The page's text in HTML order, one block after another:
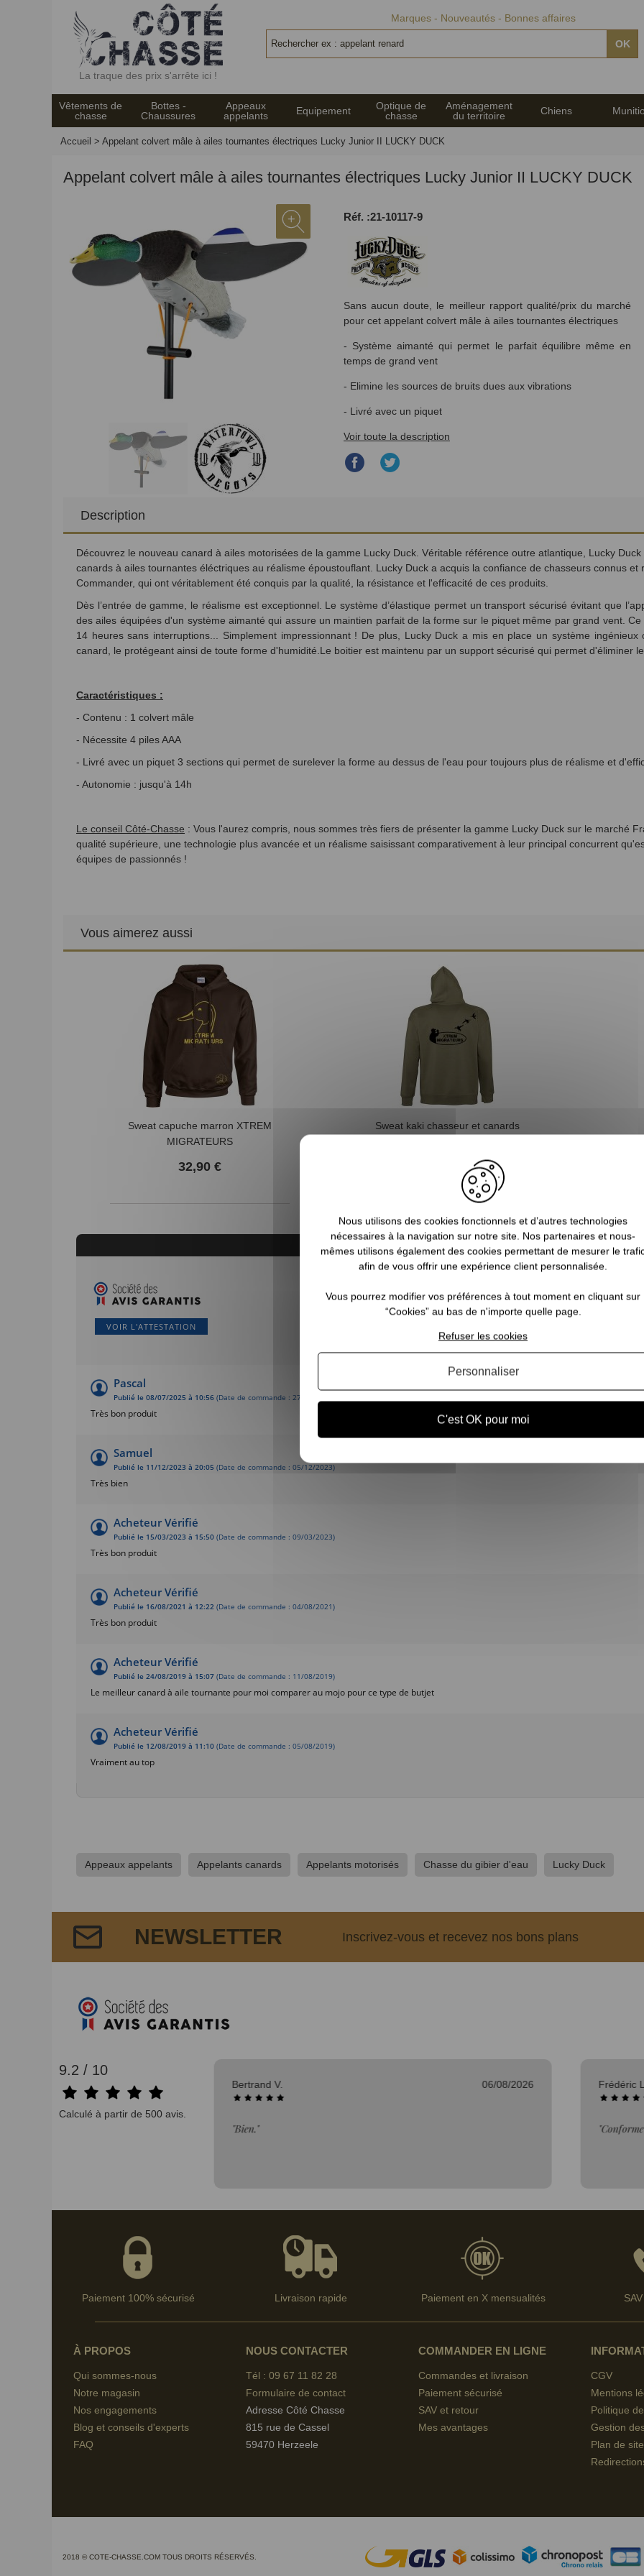
La traque des prix s'arrête ici !
Marques Nouveautés Bonnes affaires
OK
Vêtements de
chasse
Bottes -
Chaussures
Appeaux
appelants
Equipement
Optique de
chasse
Aménagement
du territoire
Chiens
Accueil > Appelant colvert mâle à ailes tournantes électriques Lucky Junior II LUCKY DUCK
Appelant colvert mâle à ailes tournantes électriques Lucky Junior II LUCKY DUCK
Réf. :21-10117-9
Sans aucun doute, le meilleur rapport qualité/prix du marché
pour cet appelant colvert mâle à ailes tournantes électriques
- Système aimanté qui permet le parfait équilibre même en
temps de grand vent
- Elimine les sources de bruits dues aux vibrations
- Livré avec un piquet
Voir toute la description
Partager
Description
Découvrez le nouveau canard à ailes motorisées de la gamme Lucky Duck. Véritable référence outre atlantique, Lucky
canards à ailes tournantes éléctriques au réalisme époustouflant. Lucky Duck a acquis la confiance de chasseurs connus
Commander, qui ont véritablement été conquis par la qualité, la résistance et l'efficacité de ces produits.
Dès l’entrée de gamme, le réalisme est exceptionnel. Le système d’élastique permet un transport sécurisé évitant que
des ailes équipées d'un système aimanté qui assure un maintien parfait de la forme sur le piquet même par grand vent.
14 heures sans interruptions... Simplement impressionnant ! De plus, Lucky Duck a mis en place un système
canard, le protégeant ainsi de toute forme d'humidité.Le boitier est maintenu par un support sécurisé qui permet d'éliminer
Caractéristiques :
- Contenu : 1 colvert mâle
- Nécessite 4 piles AAA
- Livré avec un piquet 3 sections qui permet de surelever la forme au dessus de l'eau pour toujours plus de réalisme et
- Autonomie : jusqu'à 14h
Le conseil Côté-Chasse : Vous l'aurez compris, nous sommes très fiers de présenter la gamme Lucky Duck sur le marché
qualité supérieure, une technologie plus avancée et un réalisme saisissant comparativement à leur principal concurrent
équipes de passionnés !
Vous aimerez aussi
Sweat capuche marron XTREM
MIGRATEURS
32,90 €
Sweat kaki chasseur et canards
32,90 €
AVIS CONCERNANT LE PRODUIT
VOIR L'ATTESTATION
1★ 2★ 3★
6
Pascal
Publié le 08/07/2025 à 10:56 (Date de commande : 27/06/2025)
Très bon produit
Samuel
Publié le 11/12/2023 à 20:05 (Date de commande : 05/12/2023)
Très bien
Acheteur Vérifié
Publié le 15/03/2023 à 15:50 (Date de commande : 09/03/2023)
Très bon produit
Acheteur Vérifié
Publié le 16/08/2021 à 12:22 (Date de commande : 04/08/2021)
Très bon produit
Acheteur Vérifié
Publié le 24/08/2019 à 15:07 (Date de commande : 11/08/2019)
Le meilleur canard à aile tournante pour moi comparer au mojo pour ce type de butjet
Acheteur Vérifié
Publié le 12/08/2019 à 11:10 (Date de commande : 05/08/2019)
Vraiment au top
Appeaux appelants Appelants canards Appelants motorisés Chasse du gibier d'eau Lucky Duck
NEWSLETTER Inscrivez-vous et recevez nos bons plans
9.2 / 10
Calculé à partir de 500 avis.
06/08/2026 Bertrand V. 06/08/2026
"Bien."
Frédéric L.
"Conforme
Paiement 100% sécurisé Livraison rapide Paiement en X mensualités
À PROPOS
Qui sommes-nous
Notre magasin
Nos engagements
Blog et conseils d'experts
FAQ
NOUS CONTACTER
Tél : 09 67 11 82 28
Formulaire de contact
Adresse Côté Chasse
815 rue de Cassel
59470 Herzeele
COMMANDER EN LIGNE
Commandes et livraison
Paiement sécurisé
SAV et retour
Mes avantages
CGV
Mentions
Politique
Gestion
Plan de site
2018 © COTE-CHASSE.COM TOUS DROITS RÉSERVÉS.
Nous utilisons des cookies fonctionnels et d’autres technologies
nécessaires à la navigation sur notre site. Nos partenaires et nous-
mêmes utilisons également des cookies permettant de mesurer le
afin de vous offrir une expérience client personnalisée.
Vous pourrez modifier vos préférences à tout moment en cliquant sur
“Cookies” au bas de n'importe quelle page.
C'est OK pour moi
Refuser les cookies
Personnaliser